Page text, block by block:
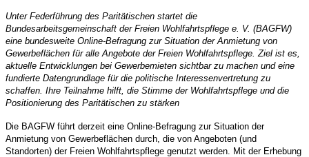
Unter Federführung des Paritätischen startet die
Bundesarbeitsgemeinschaft der Freien Wohlfahrtspflege e. V. (BAGFW)
eine bundesweite Online-Befragung zur Situation der Anmietung von
Gewerbeflächen für alle Angebote der Freien Wohlfahrtspflege. Ziel ist es,
aktuelle Entwicklungen bei Gewerbemieten sichtbar zu machen und eine
fundierte Datengrundlage für die politische Interessenvertretung zu
schaffen. Ihre Teilnahme hilft, die Stimme der Wohlfahrtspflege und die
Positionierung des Paritätischen zu stärken
Die BAGFW führt derzeit eine Online-Befragung zur Situation der
Anmietung von Gewerbeflächen durch, die von Angeboten (und
Standorten) der Freien Wohlfahrtspflege genutzt werden. Mit der Erhebung